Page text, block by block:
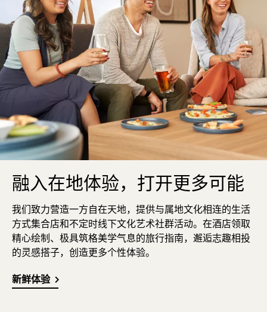
融入在地体验，打开更多可能
我们致力营造一方自在天地，提供与属地文化相连的生活
方式集合店和不定时线下文化艺术社群活动。在酒店领取
精心绘制、极具筑格美学气息的旅行指南，邂逅志趣相投
的灵感搭子，创造更多个性体验。
新鲜体验